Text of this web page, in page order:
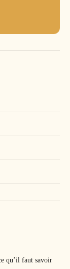
qu’il faut savoir